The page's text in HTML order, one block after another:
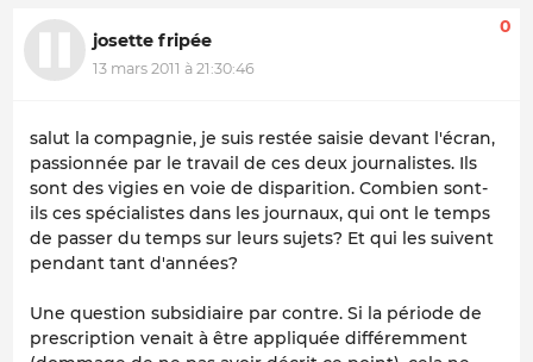
josette fripée
13 mars 2011 à 21:30:46
0
salut la compagnie, je suis restée saisie devant l'écran,
passionnée par le travail de ces deux journalistes. Ils
sont des vigies en voie de disparition. Combien sont-
ils ces spécialistes dans les journaux, qui ont le temps
de passer du temps sur leurs sujets? Et qui les suivent
pendant tant d'années?
Une question subsidiaire par contre. Si la période de
prescription venait à être appliquée différemment